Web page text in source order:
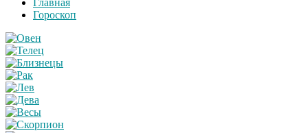
Главная
Гороскоп